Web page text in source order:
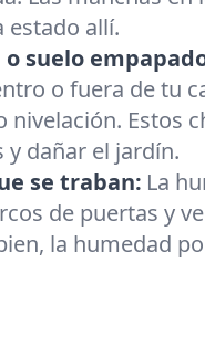
estado allí.
suelo
o fuera de tu
nivelación. Estos
dañar el jardín.
se traban: La
de puertas y
la humedad